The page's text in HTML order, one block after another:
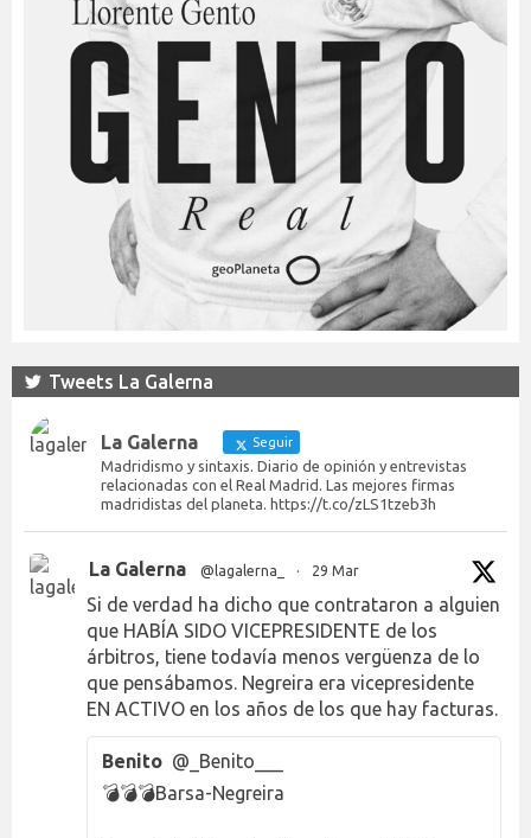
Tweets La Galerna
La Galerna Seguir
Madridismo y sintaxis. Diario de opinión y entrevistas
relacionadas con el Real Madrid. Las mejores firmas
madridistas del planeta. https://t.co/zLS1tzeb3h
La Galerna @lagalerna_ · 29 Mar
Si de verdad ha dicho que contrataron a alguien
que HABÍA SIDO VICEPRESIDENTE de los
árbitros, tiene todavía menos vergüenza de lo
que pensábamos. Negreira era vicepresidente
EN ACTIVO en los años de los que hay facturas.
Benito @_Benito___
💣💣💣Barsa-Negreira